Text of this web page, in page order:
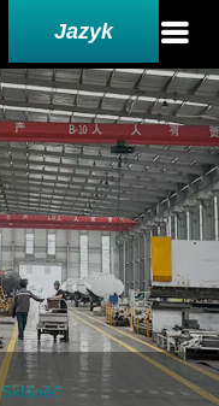
Jazyk
Sklápěč